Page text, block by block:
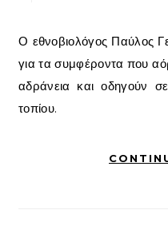
Ο εθνοβιολόγος Παύλος Γεωργιάδης γράφει στο LIFO.gr
για τα συμφέροντα που
αδράνεια και οδηγούν
τοπίου.